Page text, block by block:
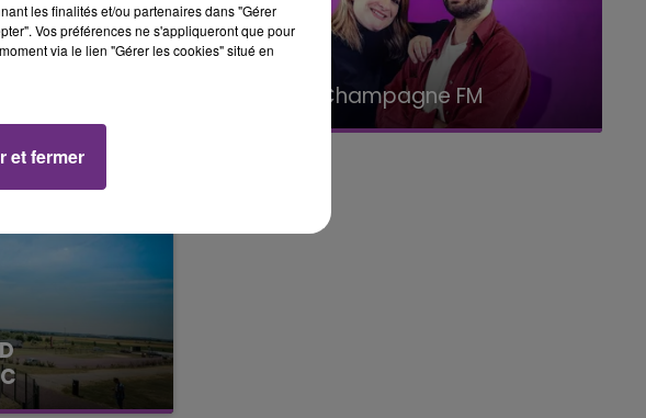
jour :
Le Club Champagne FM
les finalités et/ou partenaires dans "Gérer
Vos préférences ne s'appliqueront que pour
via le lien "Gérer les cookies" situé en
et fermer